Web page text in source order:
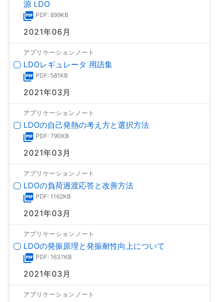
源 LDO
PDF: 899KB
2021年06月
アプリケーションノート
LDOレギュレータ 用語集
PDF: 581KB
2021年03月
アプリケーションノート
LDOの自己発熱の考え方と選択方法
PDF: 790KB
2021年03月
アプリケーションノート
LDOの負荷過渡応答と改善方法
PDF: 1162KB
2021年03月
アプリケーションノート
LDOの発振原理と発振耐性向上について
PDF: 1637KB
2021年03月
アプリケーションノート